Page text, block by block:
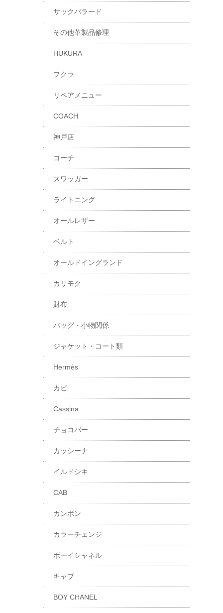
サックバラード
その他革製品修理
HUKURA
フクラ
リペアメニュー
COACH
神戸店
コーチ
スワッガー
ライトニング
オールレザー
ベルト
オールドイングランド
カリモク
財布
バッグ・小物関係
ジャケット・コート類
Hermès
カビ
Cassina
チョコバー
カッシーナ
イルドシキ
CAB
カンボン
カラーチェンジ
ボーイシャネル
キャブ
BOY CHANEL